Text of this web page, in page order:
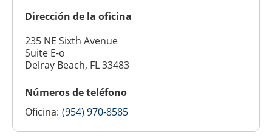
Dirección de la oficina
235 NE Sixth Avenue
Suite E-o
Delray Beach, FL 33483
Números de teléfono
Oficina: (954) 970-8585